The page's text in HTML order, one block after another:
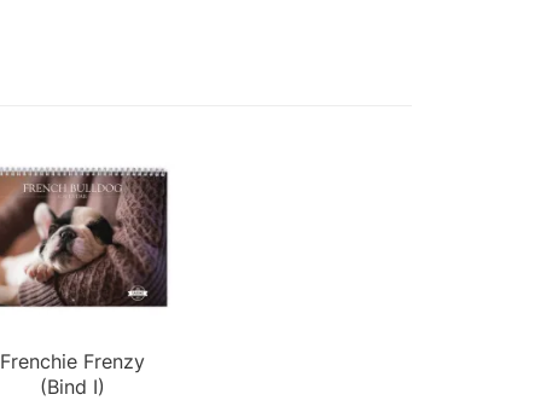
Frenchie Frenzy
(Bind I)